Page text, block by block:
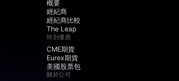
概要
經紀商
經紀商比較
The Leap
特別優惠
CME期貨
Eurex期貨
美國股票包
關於公司